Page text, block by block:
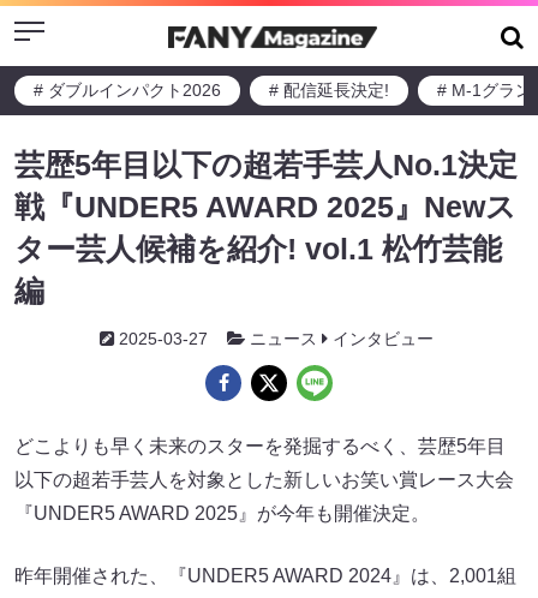
Menu
# ダブルインパクト2026 # 配信延長決定! # M-1グラン
芸歴5年目以下の超若手芸人No.1決定
戦『UNDER5 AWARD 2025』Newス
ター芸人候補を紹介! vol.1 松竹芸能
編
2025-03-27 ニュース インタビュー
どこよりも早く未来のスターを発掘するべく、芸歴5年目
以下の超若手芸人を対象とした新しいお笑い賞レース大会
『UNDER5 AWARD 2025』が今年も開催決定。
昨年開催された、『UNDER5 AWARD 2024』は、2,001組